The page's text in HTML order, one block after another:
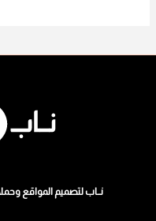
نــاب لتصميم المواقع